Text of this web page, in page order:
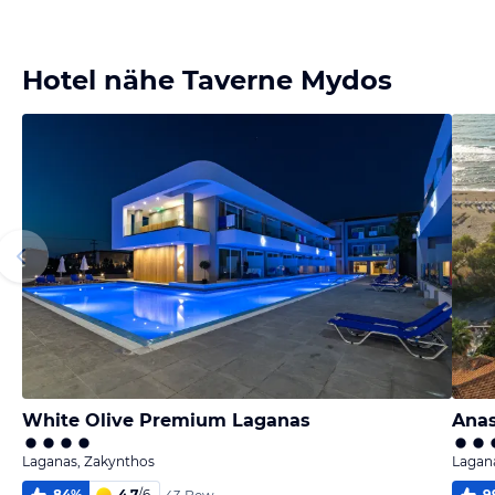
Hotel nähe Taverne Mydos
White Olive Premium Laganas
Laganas, Zakynthos